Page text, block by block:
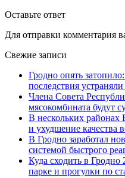
Оставьте ответ
Для отправки комментария
Свежие записи
Гродно опять
последствия
Члена Совета
мясокомбината будут
В нескольких районах
и ухудшение качества
В Гродно заработал
системой быстрого
Куда сходить в
парке и прогулки по